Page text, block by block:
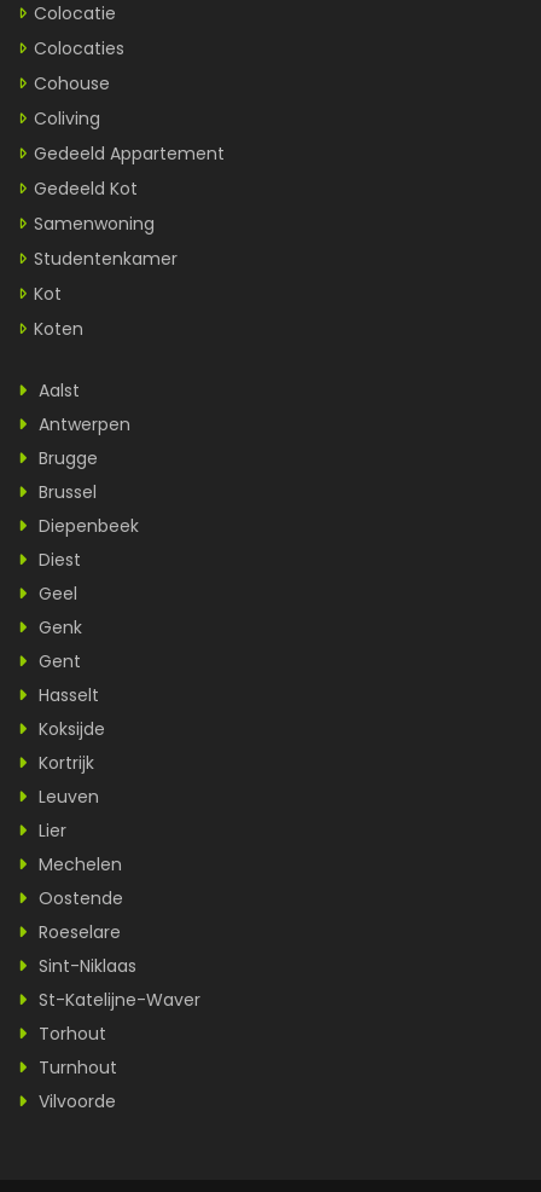
Colocatie
Colocaties
Cohouse
Coliving
Gedeeld Appartement
Gedeeld Kot
Samenwoning
Studentenkamer
Kot
Koten
Aalst
Antwerpen
Brugge
Brussel
Diepenbeek
Diest
Geel
Genk
Gent
Hasselt
Koksijde
Kortrijk
Leuven
Lier
Mechelen
Oostende
Roeselare
Sint-Niklaas
St-Katelijne-Waver
Torhout
Turnhout
Vilvoorde